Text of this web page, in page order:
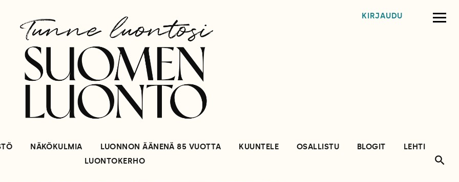
KIRJAUDU
NÄKÖKULMIA LUONNON ÄÄNENÄ 85 VUOTTA KUUNTELE OSALLISTU BLOGIT
LEHTI
LUONTOKERHO